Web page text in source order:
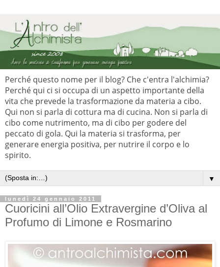
Perché questo nome per il blog? Che c'entra l'alchimia?
Perché qui ci si occupa di un aspetto importante della
vita che prevede la trasformazione da materia a cibo.
Qui non si parla di cottura ma di cucina. Non si parla di
cibo come nutrimento, ma di cibo per godere del
peccato di gola. Qui la materia si trasforma, per
generare energia positiva, per nutrire il corpo e lo
spirito.
▼
lunedì 24 gennaio 2011
Cuoricini all’Olio Extravergine d’Oliva al
Profumo di Limone e Rosmarino